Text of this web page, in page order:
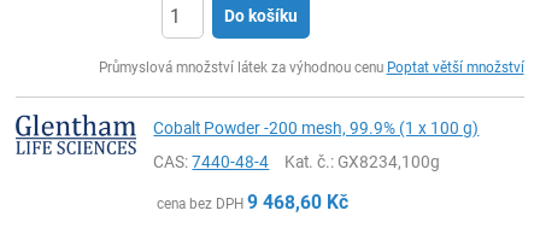
Do košíku
Průmyslová množství látek za výhodnou cenu Poptat větší množství
Cobalt Powder -200 mesh, 99.9% (1 x 100 g)
CAS:7440-48-4 Kat. č.: GX8234,100g
cena bez DPH 9 468,60 Kč